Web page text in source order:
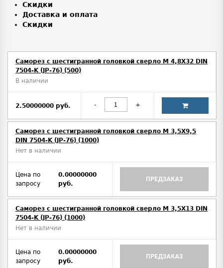
Скидки
Доставка и оплата
Скидки
Саморез с шестигранной головкой сверло М 4,8Х32 DIN
7504-K (JP-76) (500)
В наличии
2.50000000 руб. - +
Саморез с шестигранной головкой сверло М 3,5Х9,5
DIN 7504-K (JP-76) (1000)
Нет в наличии
Цена по
запросу
0.00000000
руб.
ПРЕДЗАКАЗ
Саморез с шестигранной головкой сверло М 3,5Х13 DIN
7504-K (JP-76) (1000)
Нет в наличии
Цена по
запросу
0.00000000
руб.
ПРЕДЗАКАЗ